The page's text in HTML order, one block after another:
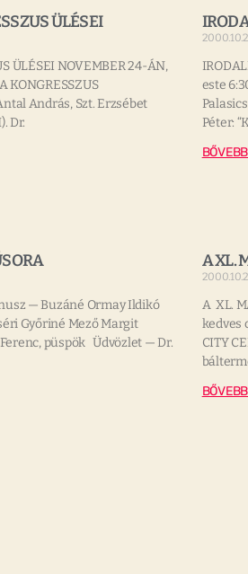
ÜLÉSEI
ÜLÉSEI NOVEMBER 24-ÁN,
KONGRESSZUS
András, Szt. Erzsébet
Dr.
este
Péter:
— Buzáné Ormay Ildikó
Győriné Mező Margit
püspök Üdvözlet — Dr.
A XL.
A XL.
kedves
CITY